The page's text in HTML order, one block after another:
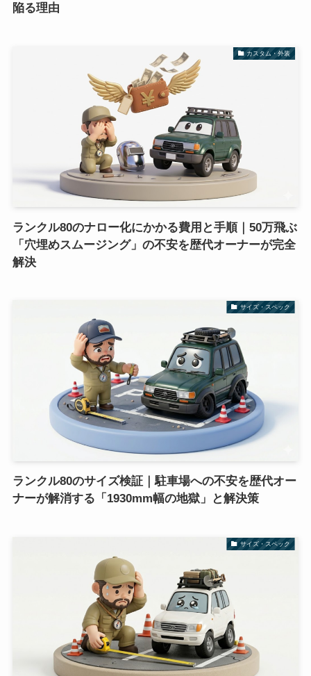
陥る理由
カスタム・外装
ランクル80のナロー化にかかる費用と手順｜50万飛ぶ
「穴埋めスムージング」の不安を歴代オーナーが完全
解決
サイズ・スペック
ランクル80のサイズ検証｜駐車場への不安を歴代オー
ナーが解消する「1930mm幅の地獄」と解決策
サイズ・スペック